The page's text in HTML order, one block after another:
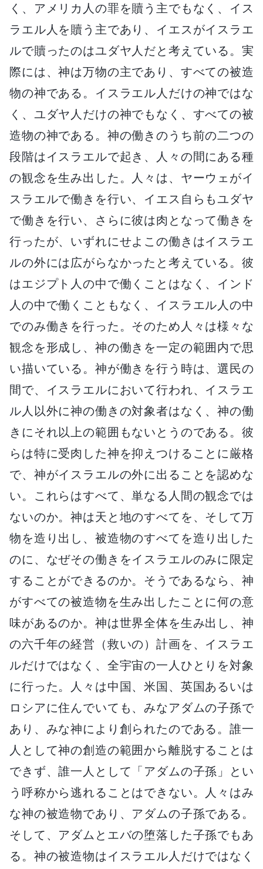
く、アメリカ人の罪を贖う主でもなく、イス
ラエル人を贖う主であり、イエスがイスラエ
ルで贖ったのはユダヤ人だと考えている。実
際には、神は万物の主であり、すべての被造
物の神である。イスラエル人だけの神ではな
く、ユダヤ人だけの神でもなく、すべての被
造物の神である。神の働きのうち前の二つの
段階はイスラエルで起き、人々の間にある種
の観念を生み出した。人々は、ヤーウェがイ
スラエルで働きを行い、イエス自らもユダヤ
で働きを行い、さらに彼は肉となって働きを
行ったが、いずれにせよこの働きはイスラエ
ルの外には広がらなかったと考えている。彼
はエジプト人の中で働くことはなく、インド
人の中で働くこともなく、イスラエル人の中
でのみ働きを行った。そのため人々は様々な
観念を形成し、神の働きを一定の範囲内で思
い描いている。神が働きを行う時は、選民の
間で、イスラエルにおいて行われ、イスラエ
ル人以外に神の働きの対象者はなく、神の働
きにそれ以上の範囲もないとうのである。彼
らは特に受肉した神を抑えつけることに厳格
で、神がイスラエルの外に出ることを認めな
い。これらはすべて、単なる人間の観念では
ないのか。神は天と地のすべてを、そして万
物を造り出し、被造物のすべてを造り出した
のに、なぜその働きをイスラエルのみに限定
することができるのか。そうであるなら、神
がすべての被造物を生み出したことに何の意
味があるのか。神は世界全体を生み出し、神
の六千年の経営（救いの）計画を、イスラエ
ルだけではなく、全宇宙の一人ひとりを対象
に行った。人々は中国、米国、英国あるいは
ロシアに住んでいても、みなアダムの子孫で
あり、みな神により創られたのである。誰一
人として神の創造の範囲から離脱することは
できず、誰一人として「アダムの子孫」とい
う呼称から逃れることはできない。人々はみ
な神の被造物であり、アダムの子孫である。
そして、アダムとエバの堕落した子孫でもあ
る。神の被造物はイスラエル人だけではなく